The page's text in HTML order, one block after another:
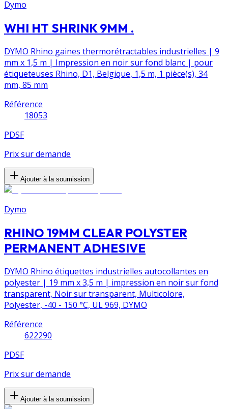
Dymo
WHI HT SHRINK 9MM .
DYMO Rhino gaines thermorétractables industrielles | 9
mm x 1,5 m | Impression en noir sur fond blanc | pour
étiqueteuses Rhino, D1, Belgique, 1,5 m, 1 pièce(s), 34
mm, 85 mm
Référence
18053
PDSF
Prix sur demande
Ajouter à la soumission
Dymo
RHINO 19MM CLEAR POLYSTER
PERMANENT ADHESIVE
DYMO Rhino étiquettes industrielles autocollantes en
polyester | 19 mm x 3,5 m | impression en noir sur fond
transparent, Noir sur transparent, Multicolore,
Polyester, -40 - 150 °C, UL 969, DYMO
Référence
622290
PDSF
Prix sur demande
Ajouter à la soumission